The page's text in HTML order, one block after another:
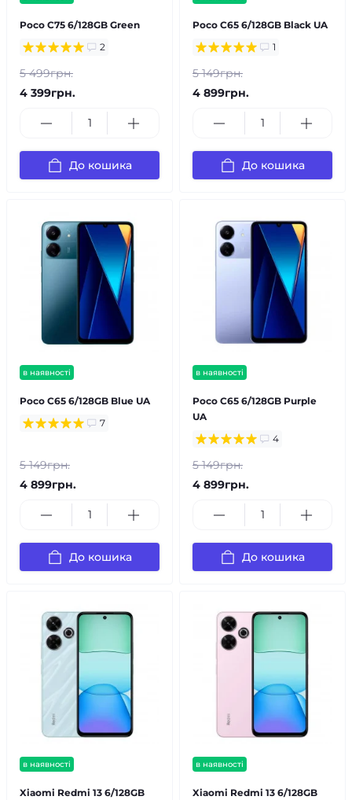
Poco C75 6/128GB Green
2
5 499грн.
4 399грн.
До кошика
Poco C65 6/128GB Black UA
1
5 149грн.
4 899грн.
До кошика
в наявності
Poco C65 6/128GB Blue UA
7
5 149грн.
4 899грн.
До кошика
в наявності
Poco C65 6/128GB Purple
UA
4
5 149грн.
4 899грн.
До кошика
в наявності
Xiaomi Redmi 13 6/128GB
в наявності
Xiaomi Redmi 13 6/128GB